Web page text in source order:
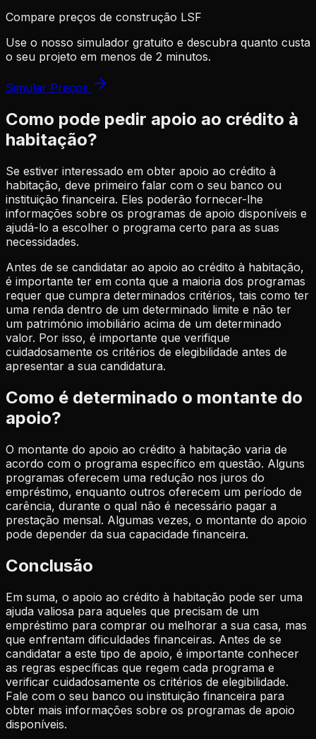
Compare preços de construção LSF
Use o nosso simulador gratuito e descubra quanto custa
o seu projeto em menos de 2 minutos.
Simular Preços
Como pode pedir apoio ao crédito à
habitação?
Se estiver interessado em obter apoio ao crédito à
habitação, deve primeiro falar com o seu banco ou
instituição financeira. Eles poderão fornecer-lhe
informações sobre os programas de apoio disponíveis e
ajudá-lo a escolher o programa certo para as suas
necessidades.
Antes de se candidatar ao apoio ao crédito à habitação,
é importante ter em conta que a maioria dos programas
requer que cumpra determinados critérios, tais como ter
uma renda dentro de um determinado limite e não ter
um património imobiliário acima de um determinado
valor. Por isso, é importante que verifique
cuidadosamente os critérios de elegibilidade antes de
apresentar a sua candidatura.
Como é determinado o montante do
apoio?
O montante do apoio ao crédito à habitação varia de
acordo com o programa específico em questão. Alguns
programas oferecem uma redução nos juros do
empréstimo, enquanto outros oferecem um período de
carência, durante o qual não é necessário pagar a
prestação mensal. Algumas vezes, o montante do apoio
pode depender da sua capacidade financeira.
Conclusão
Em suma, o apoio ao crédito à habitação pode ser uma
ajuda valiosa para aqueles que precisam de um
empréstimo para comprar ou melhorar a sua casa, mas
que enfrentam dificuldades financeiras. Antes de se
candidatar a este tipo de apoio, é importante conhecer
as regras específicas que regem cada programa e
verificar cuidadosamente os critérios de elegibilidade.
Fale com o seu banco ou instituição financeira para
obter mais informações sobre os programas de apoio
disponíveis.